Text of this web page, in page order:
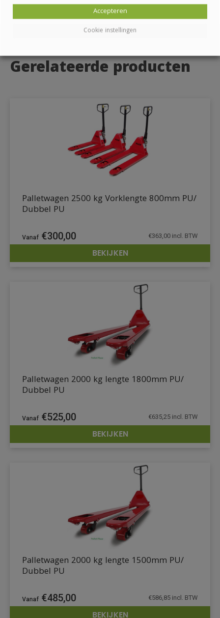
Gerelateerde producten
DETAILS
Palletwagen 2500 kg Vorklengte 800mm PU/
Dubbel PU
€300,00 €363,00 incl. BTW
BEKIJKEN
DETAILS
Palletwagen 2000 kg lengte 1800mm PU/
Dubbel PU
€525,00 €635,25 incl. BTW
BEKIJKEN
Palletwagen 2000 kg lengte 1500mm PU/
Dubbel PU
€485,00 €586,85 incl. BTW
BEKIJKEN
Cookie instellingen
Accepteren